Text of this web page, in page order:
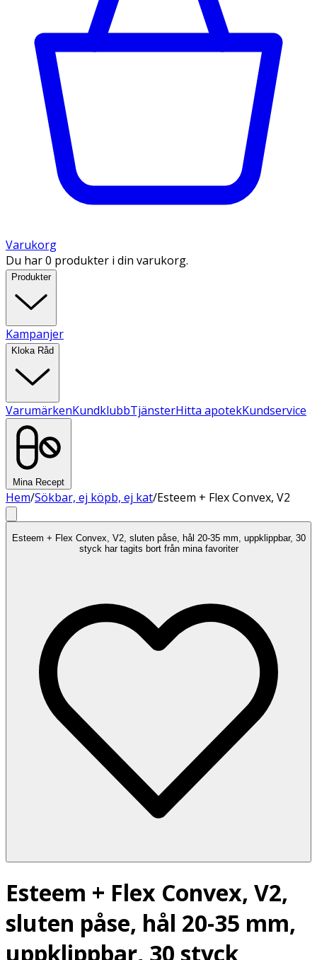
Varukorg
Du har 0 produkter i din varukorg.
Produkter
Kampanjer
Kloka Råd
VarumärkenKundklubbTjänsterHitta apotekKundservice
Mina Recept
Hem/Sökbar, ej köpb, ej kat/Esteem + Flex Convex, V2
Esteem + Flex Convex, V2, sluten påse, hål 20-35 mm, uppklippbar, 30
styck har tagits bort från mina favoriter
Esteem + Flex Convex, V2,
sluten påse, hål 20-35 mm,
uppklippbar, 30 styck